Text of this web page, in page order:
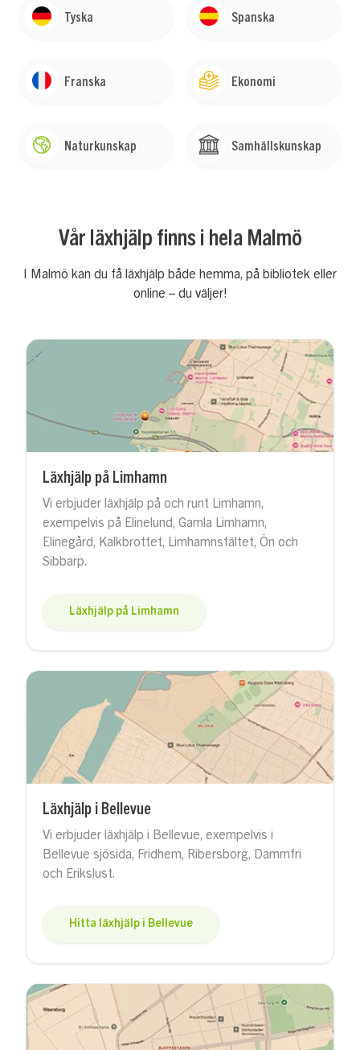
Tyska Spanska
Franska Ekonomi
Naturkunskap Samhällskunskap
Vår läxhjälp finns i hela Malmö
I Malmö kan du få läxhjälp både hemma, på bibliotek eller
online – du väljer!
Läxhjälp på Limhamn
Vi erbjuder läxhjälp på och runt Limhamn,
exempelvis på Elinelund, Gamla Limhamn,
Elinegård, Kalkbrottet, Limhamnsfältet, Ön och
Sibbarp.
Läxhjälp på Limhamn
Läxhjälp i Bellevue
Vi erbjuder läxhjälp i Bellevue, exempelvis i
Bellevue sjösida, Fridhem, Ribersborg, Dammfri
och Erikslust.
Hitta läxhjälp i Bellevue